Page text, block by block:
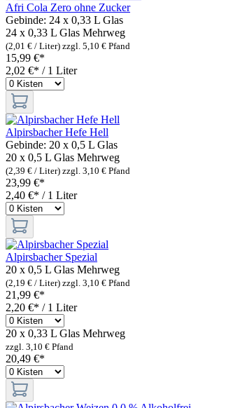
Afri Cola Zero ohne Zucker
Gebinde: 24 x 0,33 L Glas
24 x 0,33 L Glas Mehrweg
(2,01 € / Liter) zzgl. 5,10 € Pfand
15,99 €*
2,02 €* / 1 Liter
Alpirsbacher Hefe Hell
Gebinde: 20 x 0,5 L Glas
20 x 0,5 L Glas Mehrweg
(2,39 € / Liter) zzgl. 3,10 € Pfand
23,99 €*
2,40 €* / 1 Liter
Alpirsbacher Spezial
20 x 0,5 L Glas Mehrweg
(2,19 € / Liter) zzgl. 3,10 € Pfand
21,99 €*
2,20 €* / 1 Liter
20 x 0,33 L Glas Mehrweg
zzgl. 3,10 € Pfand
20,49 €*